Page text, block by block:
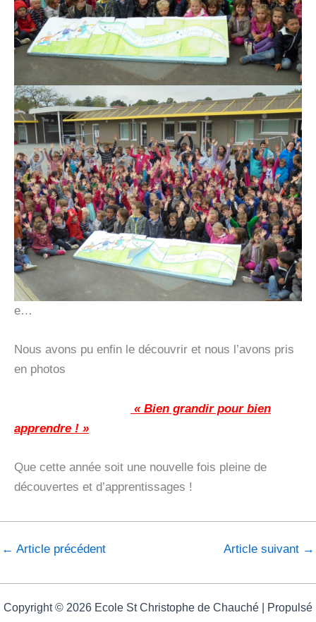
e…
Nous avons pu enfin le découvrir et nous l’avons pris
en photos
« Bien grandir pour bien
apprendre ! »
Que cette année soit une nouvelle fois pleine de
découvertes et d’apprentissages !
← Article précédent Article suivant →
Copyright © 2026 Ecole St Christophe de Chauché | Propulsé